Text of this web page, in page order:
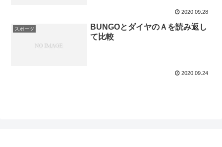
2020.09.28
スポーツ
BUNGOとダイヤのＡを読み返し
て比較
2020.09.24